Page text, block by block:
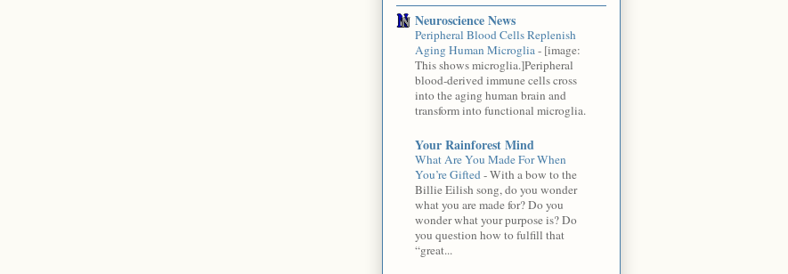
Neuroscience News
Peripheral Blood Cells Replenish
Aging Human Microglia- [image:
This shows microglia.]Peripheral
blood-derived immune cells cross
into the aging human brain and
transform into functional microglia.
Your Rainforest Mind
What Are You Made For When
You’re Gifted-With a bow to the
Billie Eilish song, do you wonder
what you are made for? Do you
wonder what your purpose is? Do
you question how to fulfill that
“great...